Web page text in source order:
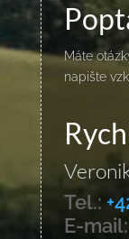
Máte
napište
Tel.:
E-mail: